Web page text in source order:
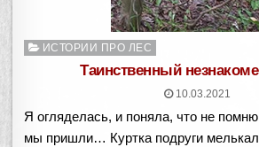
Опубликовано
ИСТОРИИ ПРО ЛЕС
Таинственный
10.03.2021
Я огляделась, и поняла, что не
мы пришли… Куртка подруги